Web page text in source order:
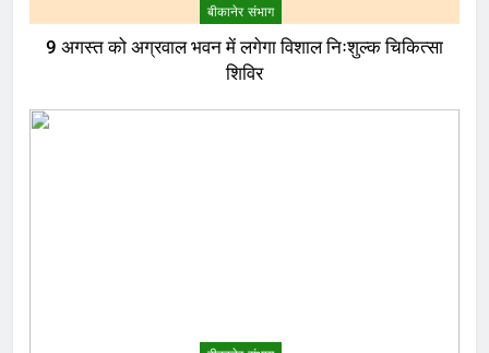
बीकानेर संभाग
9 अगस्त को अग्रवाल भवन में लगेगा विशाल निःशुल्क चिकित्सा
शिविर